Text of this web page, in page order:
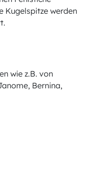
Kugelspitze werden
wie z.B. von
Bernina,